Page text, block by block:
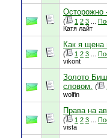
Осторожно
( 1 2 3
Катя лайт
Как я щена
( 1 2 3
vikont
Золото
словом. (
wolfin
Права на
( 1 2 3
vista